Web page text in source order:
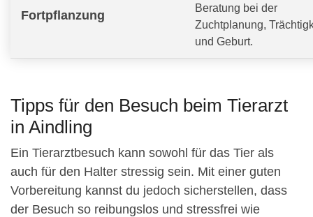
Fortpflanzung
Beratung bei der
Zuchtplanung,
und Geburt.
Tipps für den Besuch beim Tierarzt
in Aindling
Ein Tierarztbesuch kann sowohl für das Tier als
auch für den Halter stressig sein. Mit einer guten
Vorbereitung kannst du jedoch sicherstellen, dass
der Besuch so reibungslos und stressfrei wie